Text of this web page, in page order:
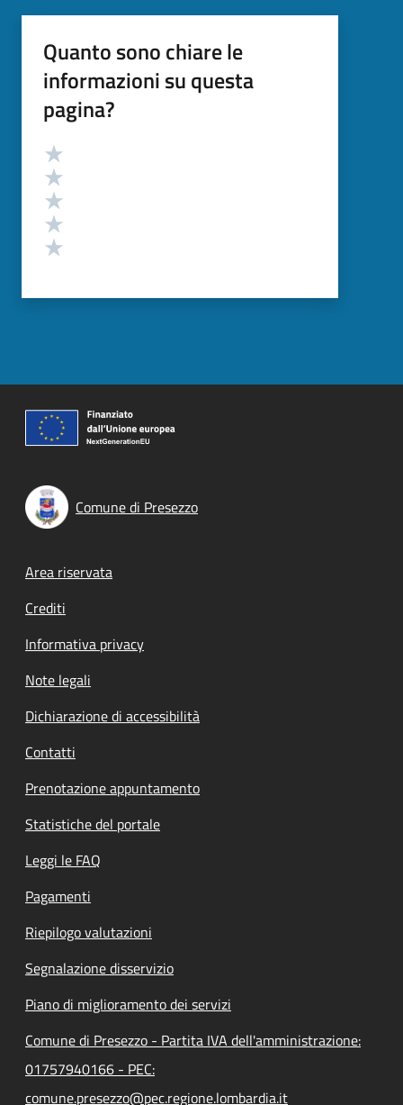
Quanto sono chiare le
informazioni su questa
pagina?
Valutazione
Comune di Presezzo
Footer menu
Area riservata
Crediti
Informativa privacy
Note legali
Dichiarazione di accessibilità
Contatti
Prenotazione appuntamento
Statistiche del portale
Leggi le FAQ
Pagamenti
Riepilogo valutazioni
Segnalazione disservizio
Piano di miglioramento dei servizi
Comune di Presezzo - Partita IVA dell'amministrazione:
01757940166 - PEC:
comune.presezzo@pec.regione.lombardia.it